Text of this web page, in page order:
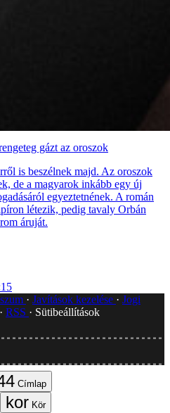
gázt az oroszok
is beszélnek majd. Az oroszok
de a magyarok inkább egy új
egyeztetnének. A román
létezik, pedig tavaly Orbán
áruját.
Javítások kezelése
Jogi
RSS
Sütibeállítások
Címlap
Kör